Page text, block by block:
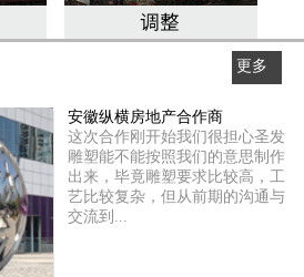
更多
安徽纵横房地产合作商
这次合作刚开始我们很担心圣发
雕塑能不能按照我们的意思制作
出来，毕竟雕塑要求比较高，工
艺比较复杂，但从前期的沟通与
交流到...